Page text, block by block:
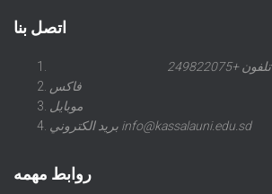
اتصل بنا
تلفون +249822075
فاكس
موبايل
بريد الكتروني info@kassalauni.edu.sd
روابط مهمه